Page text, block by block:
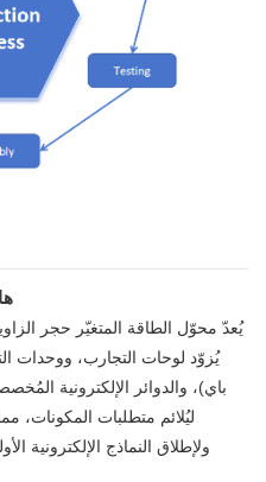
يُعدّ محوّل الطاقة المتغيّر حجر
يُزوّد لوحات التجارب، ووحدات
باي)، والدوائر الإلكترونية
ليُلائم متطلبات المكونات،
ولإطلاق النماذج الإلكترونية